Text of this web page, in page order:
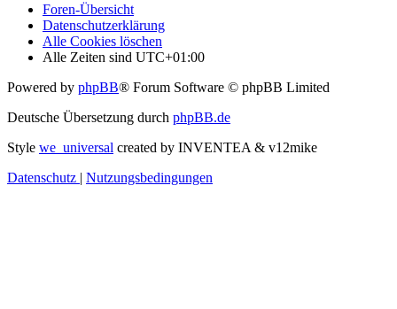
Foren-Übersicht
Datenschutzerklärung
Alle Cookies löschen
Alle Zeiten sind UTC+01:00
Powered by phpBB® Forum Software © phpBB Limited
Deutsche Übersetzung durch phpBB.de
Style we_universal created by INVENTEA & v12mike
Datenschutz | Nutzungsbedingungen